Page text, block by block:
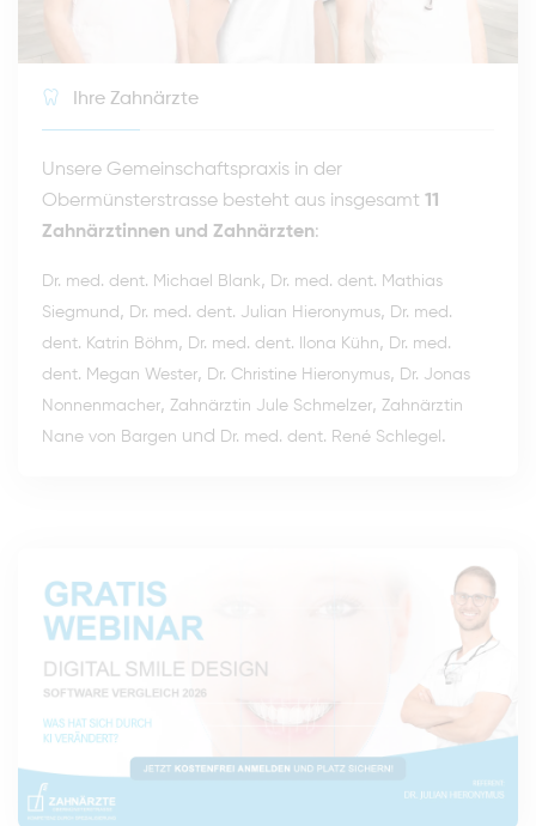
Ihre Zahnärzte
Unsere Gemeinschaftspraxis in der
Obermünsterstrasse besteht aus insgesamt 11
Zahnärztinnen und Zahnärzten:
Dr. med. dent. Michael Blank, Dr. med. dent. Mathias
Siegmund , Dr. med. dent. Julian Hieronymus, Dr. med.
dent. Katrin Böhm, Dr. med. dent. Ilona Kühn, Dr. med.
dent. Megan Wester, Dr. Christine Hieronymus, Dr. Jonas
Nonnenmacher, Zahnärztin Jule Schmelzer, Zahnärztin
Nane von Bargen und Dr. med. dent. René Schlegel .